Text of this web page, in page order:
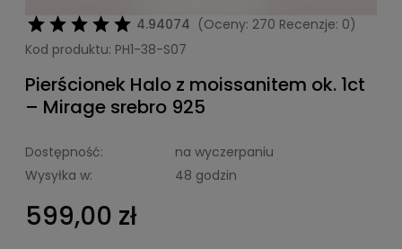
4.94074 (Oceny: 270 Recenzje: 0)
Kod produktu: PH1-38-S07
Pierścionek Halo z moissanitem ok. 1ct
– Mirage srebro 925
Dostępność:
na wyczerpaniu
Wysyłka w:
48 godzin
599,00 zł